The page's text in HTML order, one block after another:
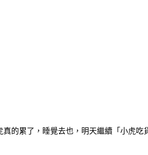
的累了，睡覺去也，明天繼續「小虎吃